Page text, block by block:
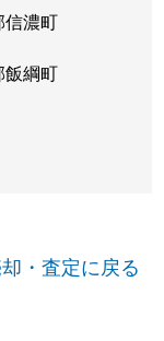
信濃町
飯綱町
・査定に戻る